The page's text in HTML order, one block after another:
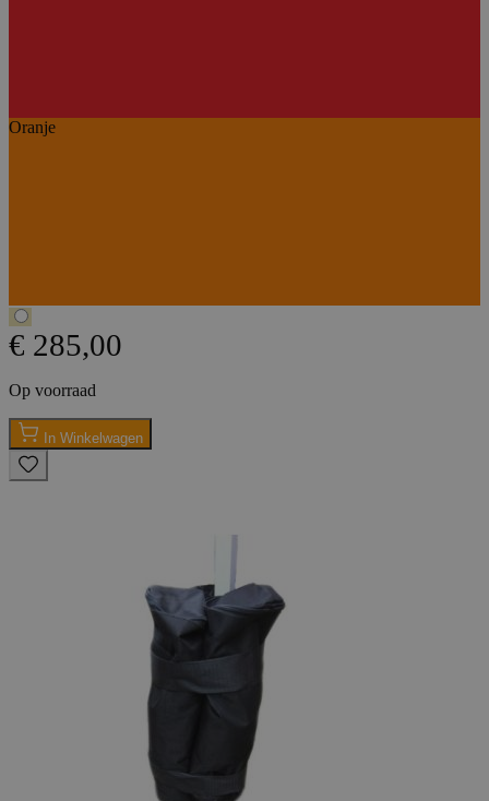
Oranje
€ 285,00
Op voorraad
In Winkelwagen